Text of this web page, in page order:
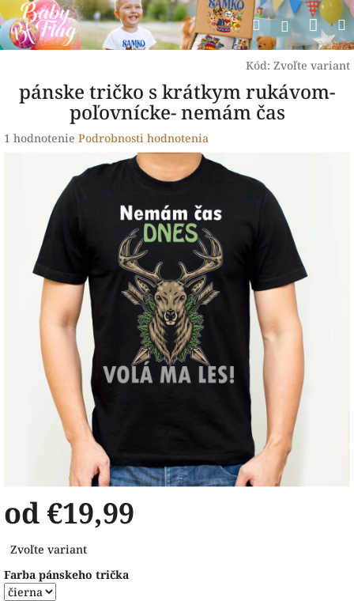
Prejsť
na
obsah
Hľadať
Kód: Zvoľte variant
pánske tričko s krátkym rukávom-
poľovnícke- nemám čas
Priemerné
hviezdičiek.
1 hodnotenie Podrobnosti hodnotenia
od €19,99
cena:
Zvoľte variant
Farba pánskeho trička